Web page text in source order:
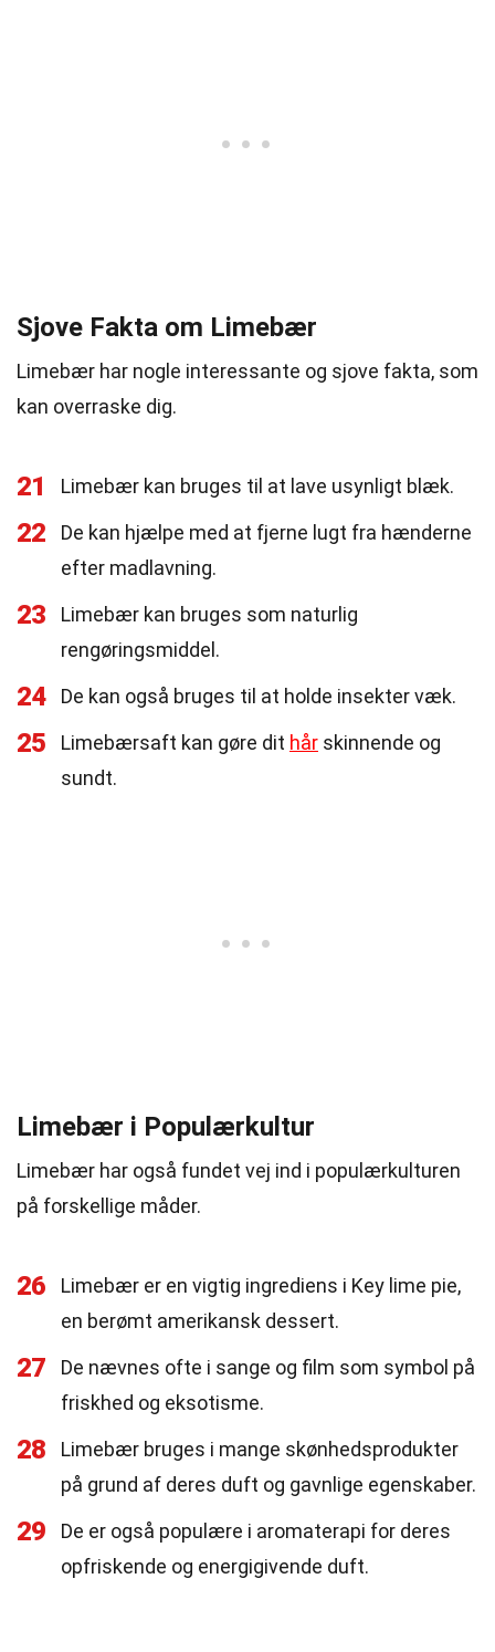
Sjove Fakta om Limebær
Limebær har nogle interessante og sjove fakta, som
kan overraske dig.
21 Limebær kan bruges til at lave usynligt blæk.
22
De kan hjælpe med at fjerne lugt fra hænderne
efter madlavning.
23
Limebær kan bruges som naturlig
rengøringsmiddel.
24 De kan også bruges til at holde insekter væk.
25 Limebærsaft kan gøre dit hår skinnende og
sundt.
Limebær i Populærkultur
Limebær har også fundet vej ind i populærkulturen
på forskellige måder.
26
Limebær er en vigtig ingrediens i Key lime pie,
en berømt amerikansk dessert.
27
De nævnes ofte i sange og film som symbol på
friskhed og eksotisme.
28
Limebær bruges i mange skønhedsprodukter
på grund af deres duft og gavnlige egenskaber.
29
De er også populære i aromaterapi for deres
opfriskende og energigivende duft.